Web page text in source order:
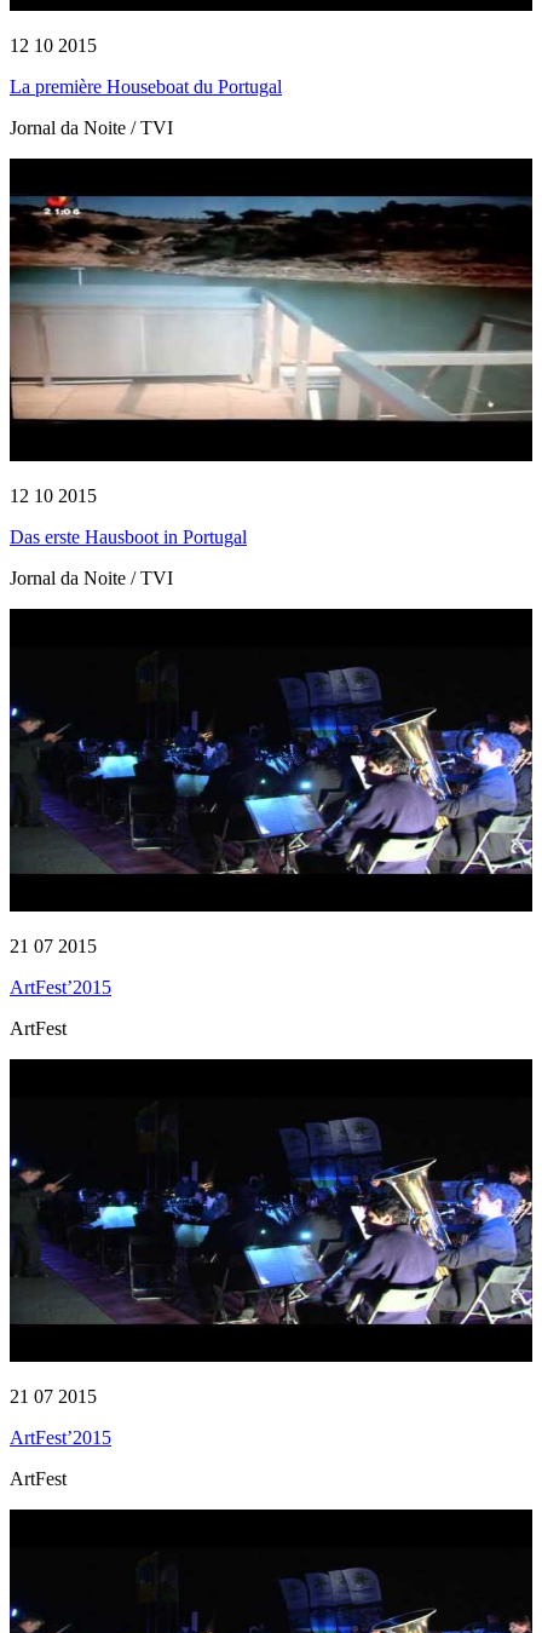
12 10 2015
La première Houseboat du Portugal
Jornal da Noite / TVI
12 10 2015
Das erste Hausboot in Portugal
Jornal da Noite / TVI
21 07 2015
ArtFest’2015
ArtFest
21 07 2015
ArtFest’2015
ArtFest